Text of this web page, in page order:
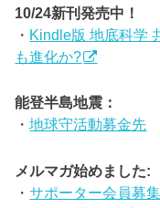
10/24新刊発売中！
・ Kindle版 地底科学
も進化か?
能登半島地震：
・地球守活動募金先
メルマガ始めました:
・サポーター会員募